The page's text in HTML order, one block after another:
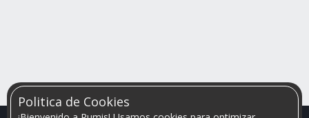
Politica de Cookies